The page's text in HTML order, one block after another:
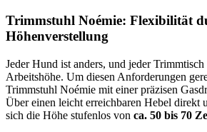
Trimmstuhl Noémie: Flexibilität
Höhenverstellung
Jeder Hund ist anders, und jeder Trimmtisch
Arbeitshöhe. Um diesen Anforderungen
Trimmstuhl Noémie mit einer präzisen
Über einen leicht erreichbaren Hebel direkt
sich die Höhe stufenlos von ca. 50 bis 70